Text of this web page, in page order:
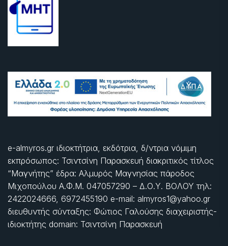
e-almyros.gr ιδιοκτήτρια, εκδότρια, δ/ντρια νόμιμη
εκπρόσωπος: Τσιντσίνη Παρασκευή διακριτικός τίτλος
“Μαγνήτης” έδρα: Αλμυρός Μαγνησίας πάροδος
Μιχοπούλου Α.Φ.Μ. 047057290 – Δ.Ο.Υ. ΒΟΛΟΥ τηλ:
2422024666, 6972455190 e-mail: almyros1@yahoo.gr
διευθυντής σύνταξης: Φώτιος Γαλούσης διαχειριστής-
ιδιοκτήτης domain: Τσιντσίνη Παρασκευή